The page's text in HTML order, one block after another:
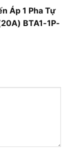
Áp 1 Pha Tự
BTA1-1P-